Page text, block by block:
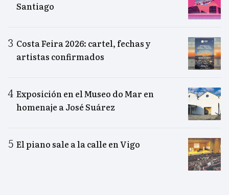
Santiago
Costa Feira 2026: cartel, fechas y
artistas confirmados
Exposición en el Museo do Mar en
homenaje a José Suárez
El piano sale a la calle en Vigo